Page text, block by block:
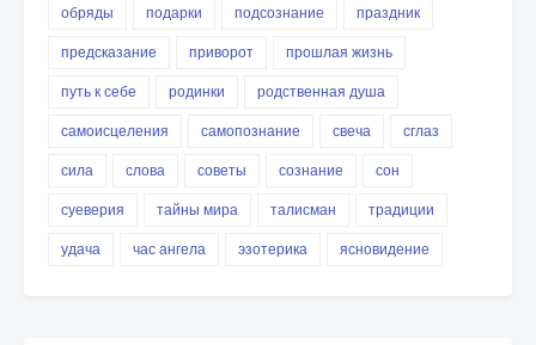
обряды
подарки подсознание
праздник
предсказание
приворот
прошлая жизнь
путь к себе
родинки
родственная душа
самоисцеления
самопознание свеча
сглаз
сила
слова советы сознание
сон
суеверия
тайны мира талисман
традиции
удача
час ангела эзотерика ясновидение